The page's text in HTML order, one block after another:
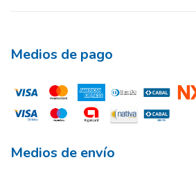
Medios de pago
Medios de envío